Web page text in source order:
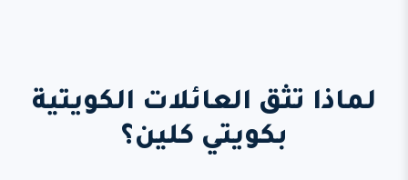
لماذا تثق العائلات الكويتية
بكويتي كلين؟